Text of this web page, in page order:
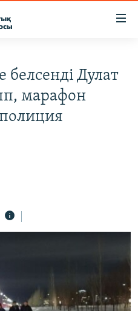
белсенді Дулат
марафон